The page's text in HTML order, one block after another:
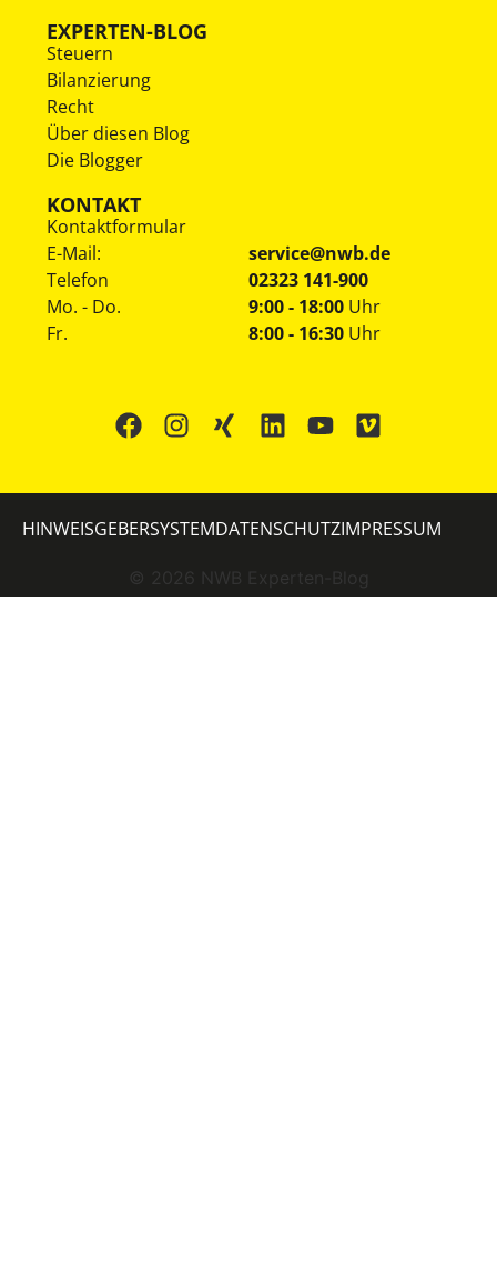
EXPERTEN-BLOG
Steuern
Bilanzierung
Recht
Über diesen Blog
Die Blogger
KONTAKT
Kontaktformular
E-Mail:
service@nwb.de
Telefon
02323 141-900
Mo. - Do.
Fr.
9:00 - 18:00 Uhr
8:00 - 16:30 Uhr
© 2026 NWB Experten-Blog
HINWEISGEBERSYSTEMDATENSCHUTZIMPRESSUM